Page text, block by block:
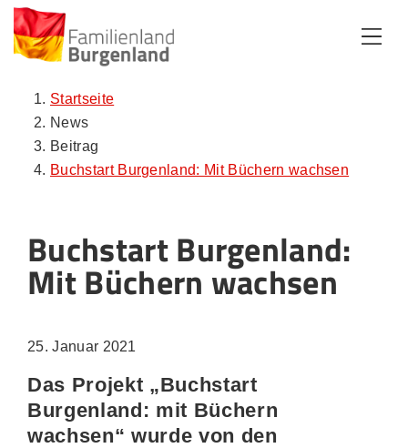
Startseite
News
Beitrag
Buchstart Burgenland: Mit Büchern wachsen
Buchstart Burgenland:
Mit Büchern wachsen
25. Januar 2021
Das Projekt „Buchstart
Burgenland: mit Büchern
wachsen“ wurde von den